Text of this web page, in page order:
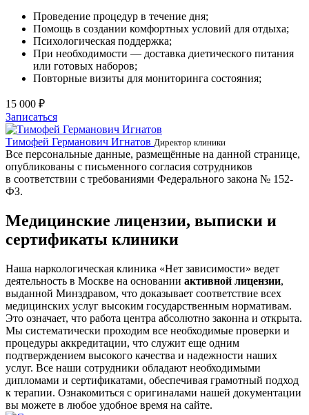
Проведение процедур в течение дня;
Помощь в создании комфортных условий для отдыха;
Психологическая поддержка;
При необходимости — доставка диетического питания
или готовых наборов;
Повторные визиты для мониторинга состояния;
15 000 ₽
Записаться
Тимофей Германович Игнатов Директор клиники
Все персональные данные, размещённые на данной странице,
опубликованы с письменного согласия сотрудников
в соответствии с требованиями Федерального закона № 152-
ФЗ.
Медицинские лицензии, выписки и
сертификаты клиники
Наша наркологическая клиника «Нет зависимости» ведет
деятельность в Москве на основании активной лицензии,
выданной Минздравом, что доказывает соответствие всех
медицинских услуг высоким государственным нормативам.
Это означает, что работа центра абсолютно законна и открыта.
Мы систематически проходим все необходимые проверки и
процедуры аккредитации, что служит еще одним
подтверждением высокого качества и надежности наших
услуг. Все наши сотрудники обладают необходимыми
дипломами и сертификатами, обеспечивая грамотный подход
к терапии. Ознакомиться с оригиналами нашей документации
вы можете в любое удобное время на сайте.